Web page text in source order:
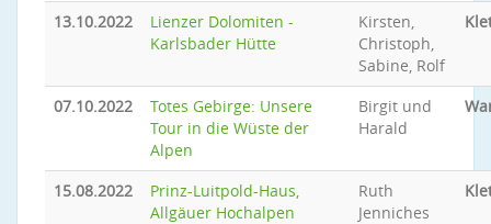
13.10.2022
Lienzer Dolomiten -
Karlsbader Hütte
Kirsten,
Christoph,
Sabine, Rolf
07.10.2022
Totes Gebirge: Unsere
Tour in die Wüste der
Alpen
Birgit und
Harald
15.08.2022
Prinz-Luitpold-Haus,
Allgäuer Hochalpen
Ruth
Jenniches